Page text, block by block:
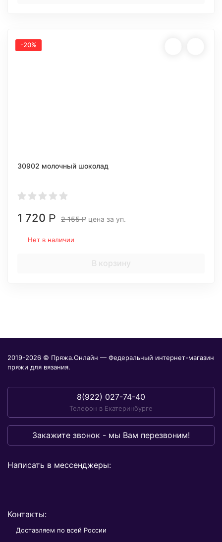
-20%
30902 молочный шоколад
1 720 Р 2 155Р цена за уп.
Нет в наличии
В корзину
2019-2026 © Пряжа.Онлайн — Федеральный интернет-магазин
пряжи для вязания.
8(922) 027-74-40
Телефон в Екатеринбурге
Закажите звонок - мы Вам перезвоним!
Написать в мессенджеры:
Контакты:
Доставляем по всей России